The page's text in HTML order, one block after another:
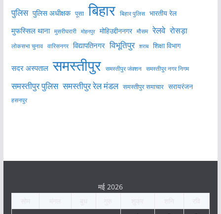
पुलिस पुलिस अधीक्षक पूसा बिहार बिहार पुलिस भारतीय रेल
मुफस्सिल थाना मुसरीघरारी मोहनपुर मोहिउद्दीननगर मौसम रेलवे रोसड़ा
लोकसभा चुनाव वारिसनगर विद्यापतिनगर विभूतिपुर शराब शिक्षा विभाग
सदर अस्पताल समस्तीपुर समस्तीपुर जंक्शन समस्तीपुर नगर निगम
समस्तीपुर पुलिस समस्तीपुर रेल मंडल समस्तीपुर समाचार सरायरंजन
हसनपुर
मई 2026